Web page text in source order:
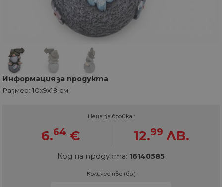
Информация за продукта
Размер: 10x9x18 см
Цена за бройка :
6.64 € 12.99 ЛВ.
Код на продукта: 16140585
Количество (бр.)